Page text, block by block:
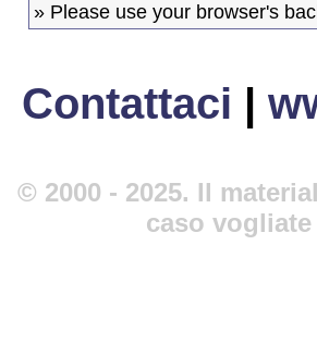
» Please use your browser's
Contattaci |
© 2000 - 2025. Il
caso